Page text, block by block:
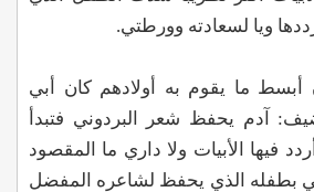
ويا لسعادته وورطتي.
أبسط ما يقوم به أولادهم كان أبي
آدم يحفظ شعر البردوني فتبدأ
فيها الأبيات ولا داري ما المقصود
بطفله الذي يحفظ لشاعره المفضل